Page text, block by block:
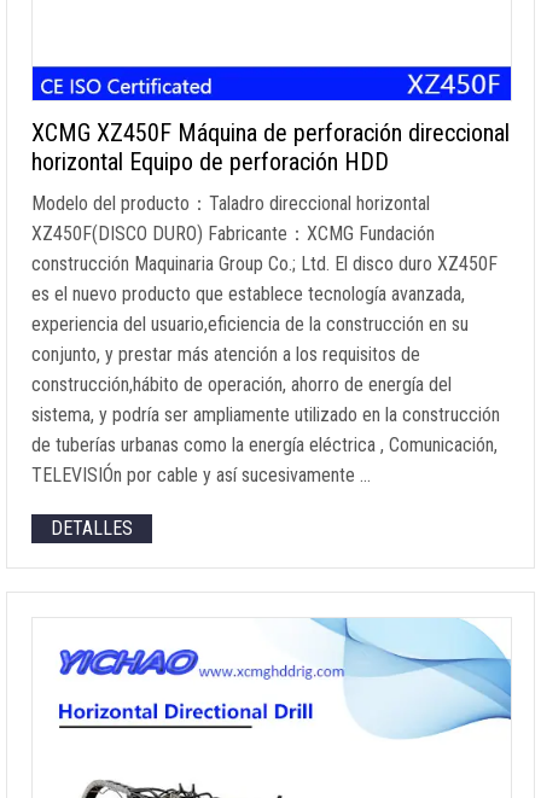
XCMG XZ450F Máquina de perforación direccional
horizontal Equipo de perforación HDD
Modelo del producto：Taladro direccional horizontal
XZ450F(DISCO DURO) Fabricante：XCMG Fundación
construcción Maquinaria Group Co.; Ltd. El disco duro XZ450F
es el nuevo producto que establece tecnología avanzada,
experiencia del usuario,eficiencia de la construcción en su
conjunto, y prestar más atención a los requisitos de
construcción,hábito de operación, ahorro de energía del
sistema, y podría ser ampliamente utilizado en la construcción
de tuberías urbanas como la energía eléctrica , Comunicación,
TELEVISIÓn por cable y así sucesivamente …
DETALLES